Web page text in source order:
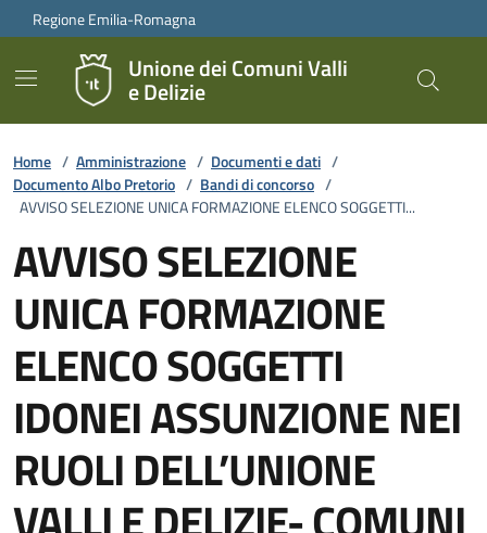
Vai ai contenuti
Vai al footer
Regione Emilia-Romagna
Unione dei Comuni Valli
e Delizie
Home / Amministrazione / Documenti e dati /
Documento Albo Pretorio / Bandi di concorso /
AVVISO SELEZIONE UNICA FORMAZIONE ELENCO SOGGETTI...
AVVISO SELEZIONE
UNICA FORMAZIONE
ELENCO SOGGETTI
IDONEI ASSUNZIONE NEI
RUOLI DELL’UNIONE